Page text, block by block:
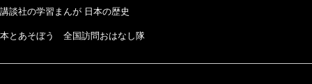
講談社の学習まんが 日本の歴史
本とあそぼう 全国訪問おはなし隊